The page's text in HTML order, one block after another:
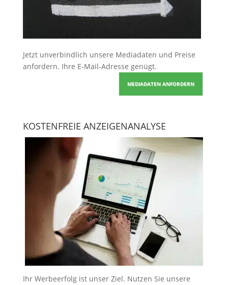
Jetzt unverbindlich unsere Mediadaten und Preise
anfordern. Ihre E-Mail-Adresse genügt.
MEDIADATEN ANFORDERN
KOSTENFREIE ANZEIGENANALYSE
Ihr Werbeerfolg ist unser Ziel. Nutzen Sie unsere